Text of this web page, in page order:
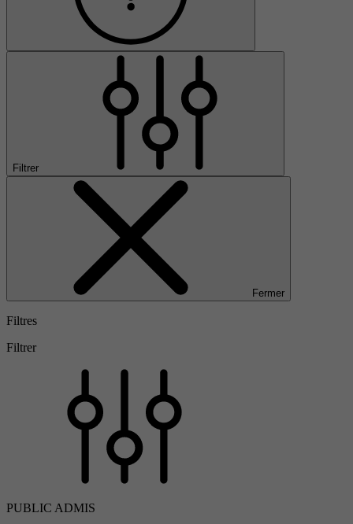
Filtrer
Fermer
Filtres
Filtrer
PUBLIC ADMIS